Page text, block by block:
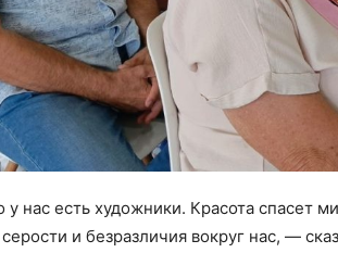
нас есть художники. Красота спасет
и безразличия вокруг нас, —